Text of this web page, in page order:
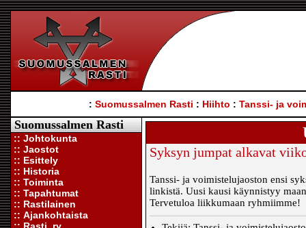
: Suomussalmen Rasti : Hiihto : Tanssi- ja
Suomussalmen Rasti
:: Johtokunta
:: Jaostot
:: Esittely
:: Historia
:: Toiminta
:: Tapahtumat
:: Rastilainen
:: Ajankohtaista
Syksyn jumpat alkavat
Tanssi- ja voimistelujaoston ensi
linkistä. Uusi kausi käynnistyy
Tervetuloa liikkumaan ryhmiimme!